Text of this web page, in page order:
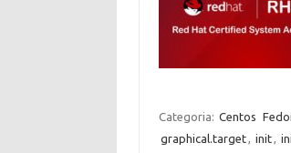
Categoria: Centos
graphical.target, init,